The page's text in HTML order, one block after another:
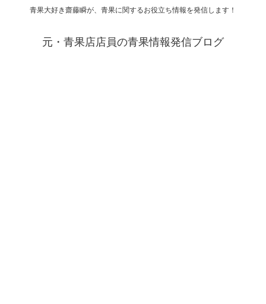
青果大好き齋藤瞬が、青果に関するお役立ち情報を発信します！
元・青果店店員の青果情報発信ブログ